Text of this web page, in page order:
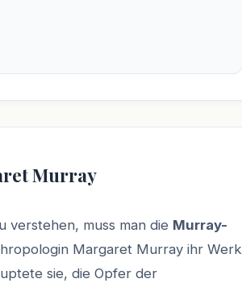
Murray
verstehen, muss man die Murray-
Margaret Murray ihr Werk
sie, die Opfer der